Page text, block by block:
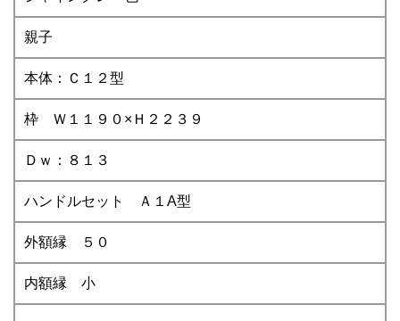
親子
本体：Ｃ１２型
枠 Ｗ１１９０×Ｈ２２３９
Ｄｗ：８１３
ハンドルセット Ａ１A型
外額縁 ５０
内額縁 小